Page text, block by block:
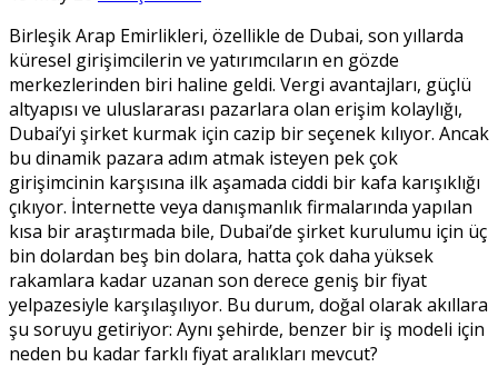
Birleşik Arap Emirlikleri, özellikle de Dubai, son yıllarda
küresel girişimcilerin ve yatırımcıların en gözde
merkezlerinden biri haline geldi. Vergi avantajları, güçlü
altyapısı ve uluslararası pazarlara olan erişim kolaylığı,
Dubai’yi şirket kurmak için cazip bir seçenek kılıyor. Ancak
bu dinamik pazara adım atmak isteyen pek çok
girişimcinin karşısına ilk aşamada ciddi bir kafa karışıklığı
çıkıyor. İnternette veya danışmanlık firmalarında yapılan
kısa bir araştırmada bile, Dubai’de şirket kurulumu için üç
bin dolardan beş bin dolara, hatta çok daha yüksek
rakamlara kadar uzanan son derece geniş bir fiyat
yelpazesiyle karşılaşılıyor. Bu durum, doğal olarak akıllara
şu soruyu getiriyor: Aynı şehirde, benzer bir iş modeli için
neden bu kadar farklı fiyat aralıkları mevcut?